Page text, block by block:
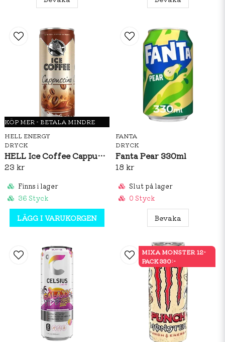
KÖP MER - BETALA MINDRE
HELL ENERGY
DRYCK
HELL Ice Coffee Cappuccino 250ml
23 kr
Finns i lager
36 Styck
LÄGG I VARUKORGEN
FANTA
DRYCK
Fanta Pear 330ml
18 kr
Slut på lager
0 Styck
Bevaka
MIXA MONSTER 12-
PACK 330:-
Salt: 0,1 g